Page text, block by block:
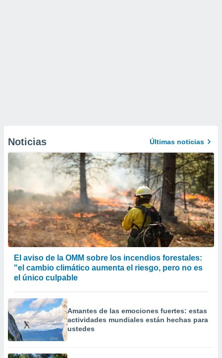
Noticias Últimas noticias
El aviso de la OMM sobre los incendios forestales:
"el cambio climático aumenta el riesgo, pero no es
el único culpable
Amantes de las emociones fuertes: estas
actividades mundiales están hechas para
ustedes